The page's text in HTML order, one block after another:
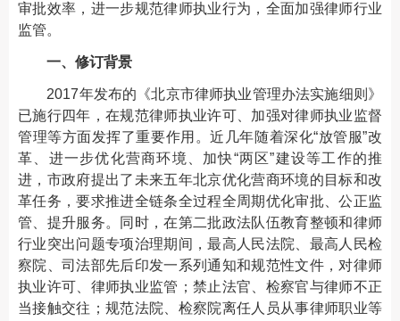
审批效率，进一步规范律师执业行为，全面加强律师行业
监管。
一、修订背景
2017年发布的《北京市律师执业管理办法实施细则》
已施行四年，在规范律师执业许可、加强对律师执业监督
管理等方面发挥了重要作用。近几年随着深化“放管服”改
革、进一步优化营商环境、加快“两区”建设等工作的推
进，市政府提出了未来五年北京优化营商环境的目标和改
革任务，要求推进全链条全过程全周期优化审批、公正监
管、提升服务。同时，在第二批政法队伍教育整顿和律师
行业突出问题专项治理期间，最高人民法院、最高人民检
察院、司法部先后印发一系列通知和规范性文件，对律师
执业许可、律师执业监管；禁止法官、检察官与律师不正
当接触交往；规范法院、检察院离任人员从事律师职业等